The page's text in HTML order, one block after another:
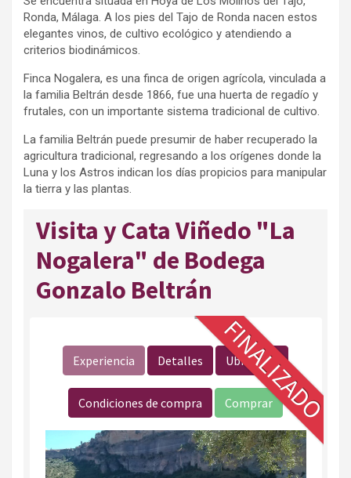
Ronda, Málaga. A los pies del Tajo de Ronda nacen estos
elegantes vinos, de cultivo ecológico y atendiendo a
criterios biodinámicos.
Finca Nogalera, es una finca de origen agrícola, vinculada a
la familia Beltrán desde 1866, fue una huerta de regadío y
frutales, con un importante sistema tradicional de cultivo.
La familia Beltrán puede presumir de haber recuperado la
agricultura tradicional, regresando a los orígenes donde la
Luna y los Astros indican los días propicios para manipular
la tierra y las plantas.